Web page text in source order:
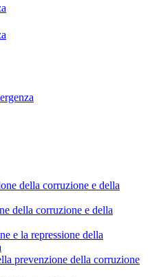
della corruzione e della
della corruzione e della
e la repressione della
prevenzione della corruzione